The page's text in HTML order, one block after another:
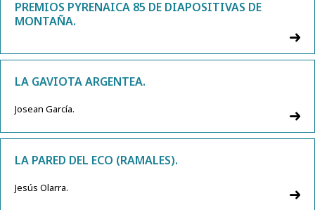
PREMIOS PYRENAICA 85 DE DIAPOSITIVAS DE
MONTAÑA.
LA GAVIOTA ARGENTEA.
Josean García.
LA PARED DEL ECO (RAMALES).
Jesús Olarra.